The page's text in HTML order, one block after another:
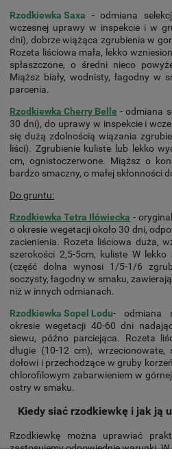
Rzodkiewka Saxa - odmiana
wczesnej uprawy w inspekcie i w
dni), dobrze wiążąca zgrubienia w
Rozeta liściowa mała, lekko
spłaszczone, o średni nieco
Miąższ biały, wodnisty, łagodny w
parcenia.
Rzodkiewka Cherry Belle - odmiana
30 dni), do uprawy w inspekcie i
się dużą zdolnością wiązania
liści). Zgrubienie kuliste lub lekko
cm, ognistoczerwone. Miąższ o
bardzo smaczny, o małej skłonności
Do gruntu:
Rzodkiewka Tetra Iłówiecka -
o okresie wegetacji około 30 dni,
zacienienia. Rozeta liściowa duża,
szerokości 2,5-5cm, kuliste W lekko
(część dolna wynosi 1/5-1/6
soczysty, łagodny w smaku,
niż w innych odmianach.
Rzodkiewka Sopel Lodu- odmiana
okresie wegetacji 40-60 dni
siewu, późno parciejąca. Rozeta
długie (10-12 cm),
dołowi i przechodzące w gruby
chlorofilowym zabarwieniem w
ostry w smaku.
Kiedy siać rzodkiewkę i jak ją
Rzodkiewkę można uprawiać
zastosujemy odpowiednie warunki.